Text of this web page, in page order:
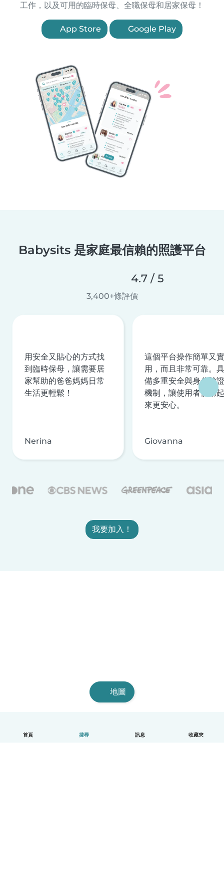
首頁 搜尋 訊息 收藏夾
工作，以及可用的臨時保母、全職保母和居家保母！
App Store Google Play
Babysits 是家庭最信賴的照護平台
4.7 / 5
3,400+條評價
用安全又貼心的方式找
到臨時保母，讓需要居
家幫助的爸爸媽媽日常
生活更輕鬆！
Nerina
這個平台操作簡單又實
用，而且非常可靠。具
備多重安全與身分驗證
機制，讓使用者使用起
來更安心。
Giovanna
我要加入！
地圖